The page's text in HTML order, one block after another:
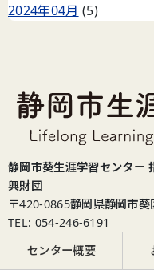
2024年04月 (5)
静岡市葵生涯学習センター
興財団
〒420-0865静岡県静岡市
TEL: 054-246-6191
センター概要